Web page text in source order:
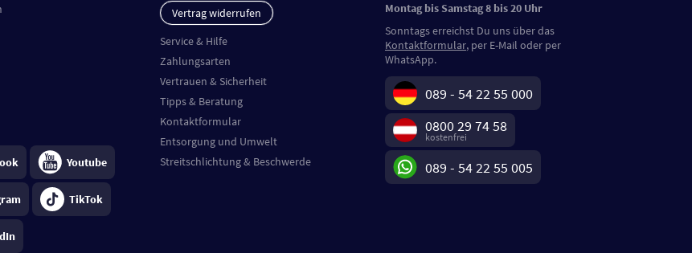
Youtube
TikTok
Vertrag widerrufen
Service & Hilfe
Zahlungsarten
Vertrauen & Sicherheit
Tipps & Beratung
Kontaktformular
Entsorgung und Umwelt
Streitschlichtung & Beschwerde
Montag bis Samstag 8 bis 20 Uhr
Sonntags erreichst Du uns über das
Kontaktformular, per E-Mail oder per
WhatsApp.
089 - 54 22 55 000
0800 29 74 58
kostenfrei
089 - 54 22 55 005